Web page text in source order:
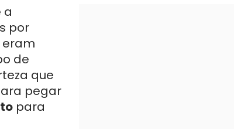
a
por
eram
de
que
pegar
para